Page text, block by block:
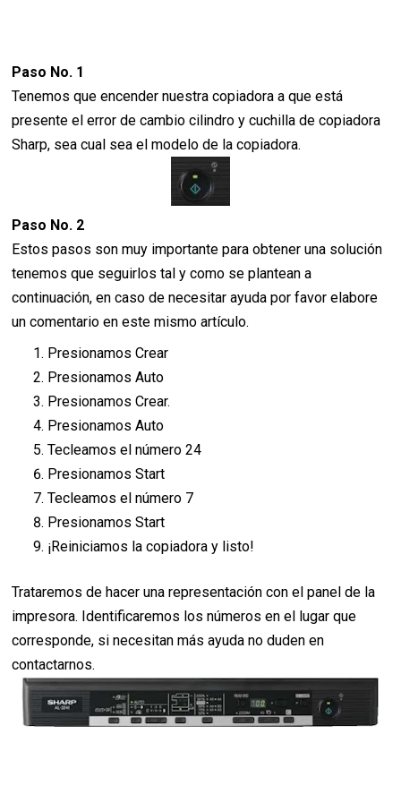
Paso No. 1
Tenemos que encender nuestra copiadora a que está
presente el error de cambio cilindro y cuchilla de copiadora
Sharp, sea cual sea el modelo de la copiadora.
Paso No. 2
Estos pasos son muy importante para obtener una solución
tenemos que seguirlos tal y como se plantean a
continuación, en caso de necesitar ayuda por favor elabore
un comentario en este mismo artículo.
Presionamos Crear
Presionamos Auto
Presionamos Crear.
Presionamos Auto
Tecleamos el número 24
Presionamos Start
Tecleamos el número 7
Presionamos Start
¡Reiniciamos la copiadora y listo!
Trataremos de hacer una representación con el panel de la
impresora. Identificaremos los números en el lugar que
corresponde, si necesitan más ayuda no duden en
contactarnos.